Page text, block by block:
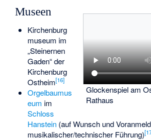
Glockenspiel am
Rathaus
Museen
Kirchenburg
museum im
„Steinernen
Gaden“ der
Kirchenburg
Ostheim[16]
Orgelbaumus
eum im
Schloss
Hanstein(auf Wunsch und
musikalischer/technischer Führung)[